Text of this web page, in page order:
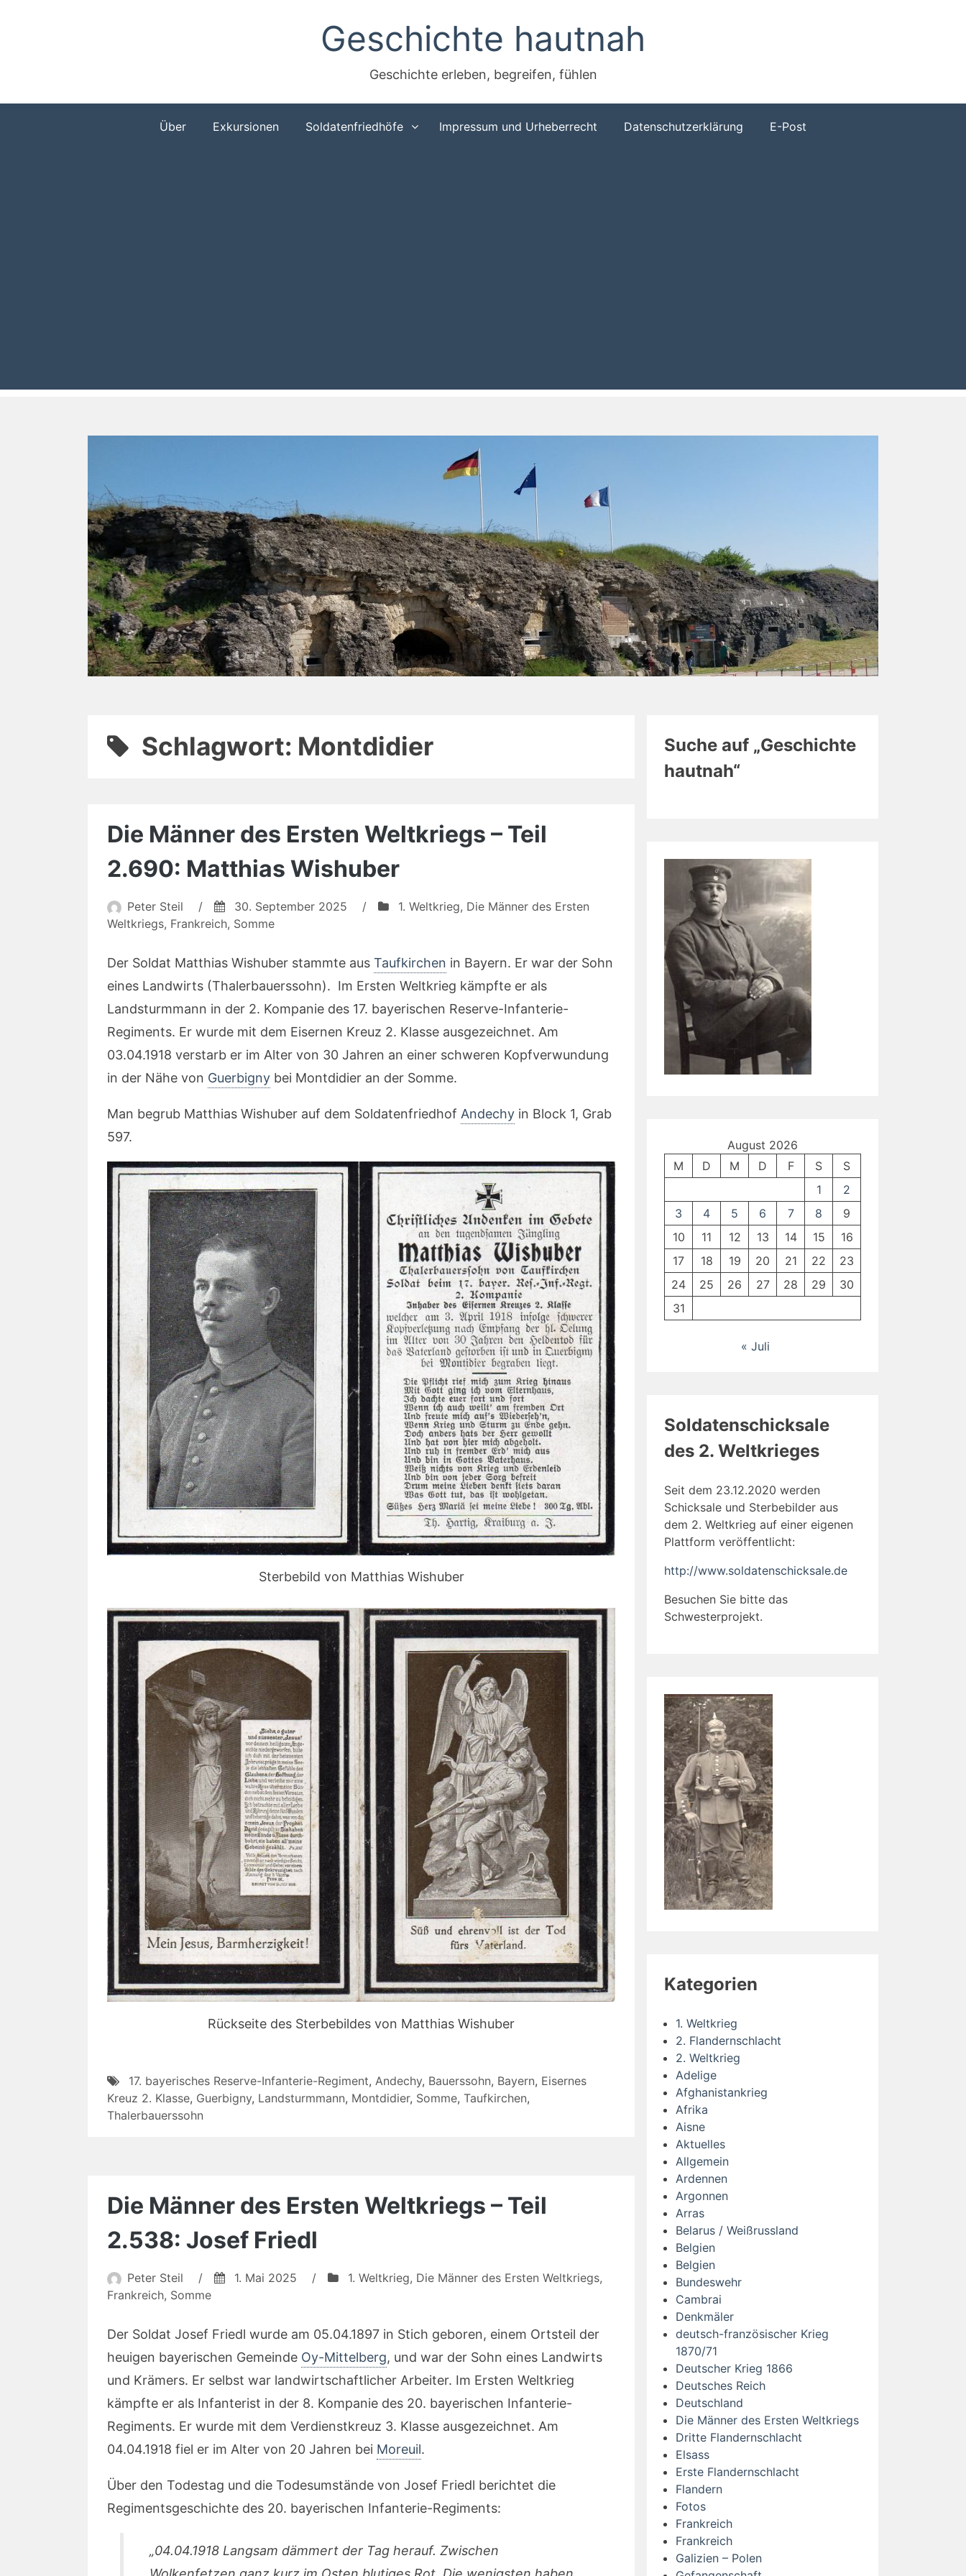
Geschichte hautnah
Geschichte erleben, begreifen, fühlen
Über Exkursionen Soldatenfriedhöfe Impressum und Urheberrecht Datenschutzerklärung E-Post
Schlagwort: Montdidier
Die Männer des Ersten Weltkriegs – Teil
2.690: Matthias Wishuber
Peter Steil / 30. September 2025 / 1. Weltkrieg, Die Männer des Ersten
Weltkriegs, Frankreich, Somme
Der Soldat Matthias Wishuber stammte aus Taufkirchen in Bayern. Er war der Sohn
eines Landwirts (Thalerbauerssohn). Im Ersten Weltkrieg kämpfte er als
Landsturmmann in der 2. Kompanie des 17. bayerischen Reserve-Infanterie-
Regiments. Er wurde mit dem Eisernen Kreuz 2. Klasse ausgezeichnet. Am
03.04.1918 verstarb er im Alter von 30 Jahren an einer schweren Kopfverwundung
in der Nähe von Guerbigny bei Montdidier an der Somme.
Man begrub Matthias Wishuber auf dem Soldatenfriedhof Andechy in Block 1, Grab
597.
Sterbebild von Matthias Wishuber
Rückseite des Sterbebildes von Matthias Wishuber
17. bayerisches Reserve-Infanterie-Regiment, Andechy, Bauerssohn, Bayern, Eisernes
Kreuz 2. Klasse, Guerbigny, Landsturmmann, Montdidier, Somme, Taufkirchen,
Thalerbauerssohn
Die Männer des Ersten Weltkriegs – Teil
2.538: Josef Friedl
Peter Steil / 1. Mai 2025 / 1. Weltkrieg, Die Männer des Ersten Weltkriegs,
Frankreich, Somme
Der Soldat Josef Friedl wurde am 05.04.1897 in Stich geboren, einem Ortsteil der
heuigen bayerischen Gemeinde Oy-Mittelberg, und war der Sohn eines Landwirts
und Krämers. Er selbst war landwirtschaftlicher Arbeiter. Im Ersten Weltkrieg
kämpfte er als Infanterist in der 8. Kompanie des 20. bayerischen Infanterie-
Regiments. Er wurde mit dem Verdienstkreuz 3. Klasse ausgezeichnet. Am
04.04.1918 fiel er im Alter von 20 Jahren bei Moreuil.
Über den Todestag und die Todesumstände von Josef Friedl berichtet die
Regimentsgeschichte des 20. bayerischen Infanterie-Regiments:
„04.04.1918 Langsam dämmert der Tag herauf. Zwischen
Suche auf „Geschichte
hautnah“
August 2026
M
D M D F S
S
1
2
3
4 5 6 7 8
9
10
11 12 13 14 15
16
17
18 19 20 21 22
23
24
25 26 27 28 29
30
31
« Juli
Soldatenschicksale
des 2. Weltkrieges
Seit dem 23.12.2020 werden
Schicksale und Sterbebilder aus
dem 2. Weltkrieg auf einer eigenen
Plattform veröffentlicht:
http://www.soldatenschicksale.de
Besuchen Sie bitte das
Schwesterprojekt.
Kategorien
1. Weltkrieg
2. Flandernschlacht
2. Weltkrieg
Adelige
Afghanistankrieg
Afrika
Aisne
Aktuelles
Allgemein
Ardennen
Argonnen
Arras
Belarus / Weißrussland
Belgien
Belgien
Bundeswehr
Cambrai
Denkmäler
deutsch-französischer Krieg
1870/71
Deutscher Krieg 1866
Deutsches Reich
Deutschland
Die Männer des Ersten Weltkriegs
Dritte Flandernschlacht
Elsass
Erste Flandernschlacht
Flandern
Fotos
Frankreich
Frankreich
Galizien – Polen